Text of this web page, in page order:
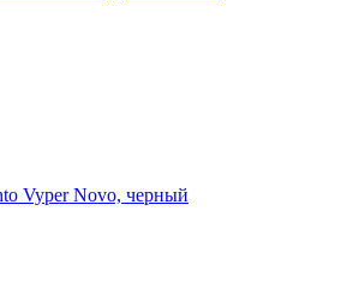
Vyper Novo, черный